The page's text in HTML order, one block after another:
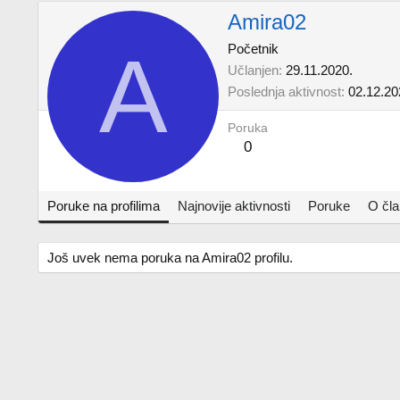
A
Amira02
Početnik
Učlanjen 29.11.2020.
Poslednja aktivnost
Poruka
0
Poruke na profilima Najnovije aktivnosti Poruke O
Još uvek nema poruka na Amira02 profilu.